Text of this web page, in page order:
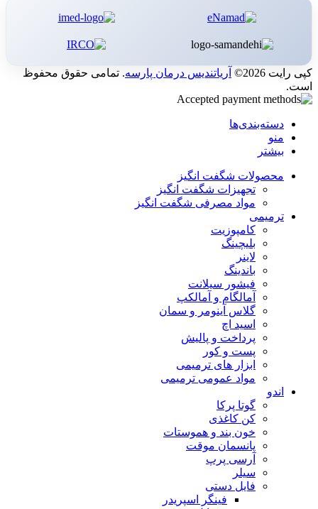
کپی رایت 2026© آریاتندیس درمان پارسه. تمامی حقوق محفوظ
است.
دسته‌بندی‌ها
منو
بیشتر
محصولات شگفت انگیز
تجهیزات شگفت انگیز
مواد مصرفی شگفت انگیز
ترمیمی
کامپوزیت
بلیچینگ
لاینر
باندینگ
فیشور سیلانت
آمالگام و آمالکپ
گلاس آینومر و سمان
اسید اچ
پرداخت و پالیش
پست و کور
ابزار های ترمیمی
مواد عمومی ترمیمی
اندو
گوتا پرکا
کن کاغذی
خون بند و هموستات
پانسمان موقت
آرسی پرپ
سیلر
فایل دستی
فینگر اسپریدر